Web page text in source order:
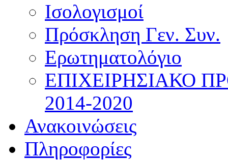
Ισολογισμοί
Πρόσκληση Γεν. Συν.
Ερωτηματολόγιο
ΕΠΙΧΕΙΡΗΣΙΑΚΟ
2014-2020
Ανακοινώσεις
Πληροφορίες